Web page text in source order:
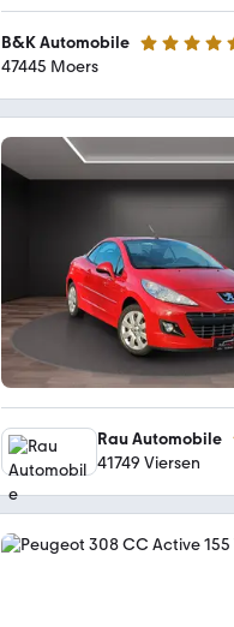
B&K Automobile 4.8 Sterne
47445 Moers
Rau Automobile
41749 Viersen